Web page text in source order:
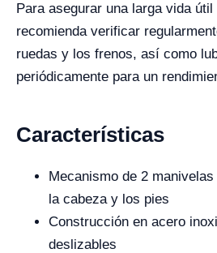
Para asegurar una larga vida
recomienda verificar
ruedas y los frenos, así como
periódicamente para un
Características
Mecanismo de 2
la cabeza y los pies
Construcción en acero
deslizables